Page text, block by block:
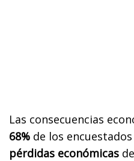
Las consecuencias
68% de los encuestados
pérdidas económicas